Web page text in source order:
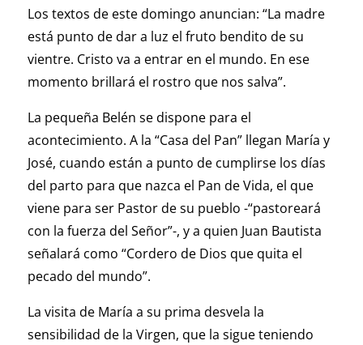
Los textos de este domingo anuncian: “La madre
está punto de dar a luz el fruto bendito de su
vientre. Cristo va a entrar en el mundo. En ese
momento brillará el rostro que nos salva”.
La pequeña Belén se dispone para el
acontecimiento. A la “Casa del Pan” llegan María y
José, cuando están a punto de cumplirse los días
del parto para que nazca el Pan de Vida, el que
viene para ser Pastor de su pueblo -“pastoreará
con la fuerza del Señor”-, y a quien Juan Bautista
señalará como “Cordero de Dios que quita el
pecado del mundo”.
La visita de María a su prima desvela la
sensibilidad de la Virgen, que la sigue teniendo